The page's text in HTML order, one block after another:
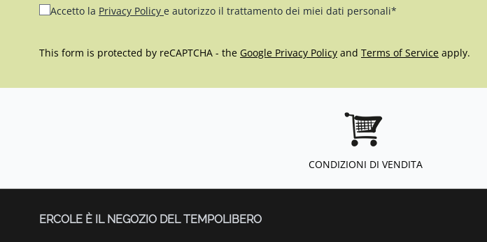
Accetto la Privacy Policy e autorizzo il trattamento dei miei dati personali*
This form is protected by reCAPTCHA - the Google Privacy Policy and Terms of Service apply.
CONDIZIONI DI VENDITA
ERCOLE È IL NEGOZIO DEL TEMPOLIBERO